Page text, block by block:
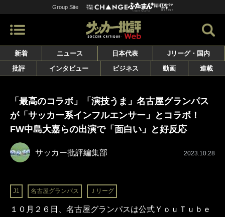
Group Site
新着 ニュース 日本代表
Jリーグ・国内
批評
インタビュー ビジネス 動画 連載
「最高のコラボ」「演技うま」名古屋グランパス
が「サッカー系インフルエンサー」とコラボ！
FW中島大嘉らの出演で「面白い」と好反応
サッカー批評編集部 2023.10.28
J1 名古屋グランパス Ｊリーグ
１０月２６日、名古屋グランパスは公式ＹｏｕＴｕｂｅ